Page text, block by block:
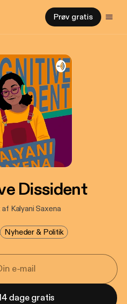
Prøv gratis
Dissident
Kalyani Saxena
Nyheder & Politik
dage gratis